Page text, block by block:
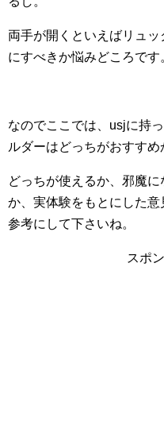
両手が開くといえばリュ
にすべきか悩みどころです
なのでここでは、usjに持
ルダーはどっちがおすすめ
どっちが使えるか、邪魔
か、実体験をもとにした
参考にして下さいね。
スポ